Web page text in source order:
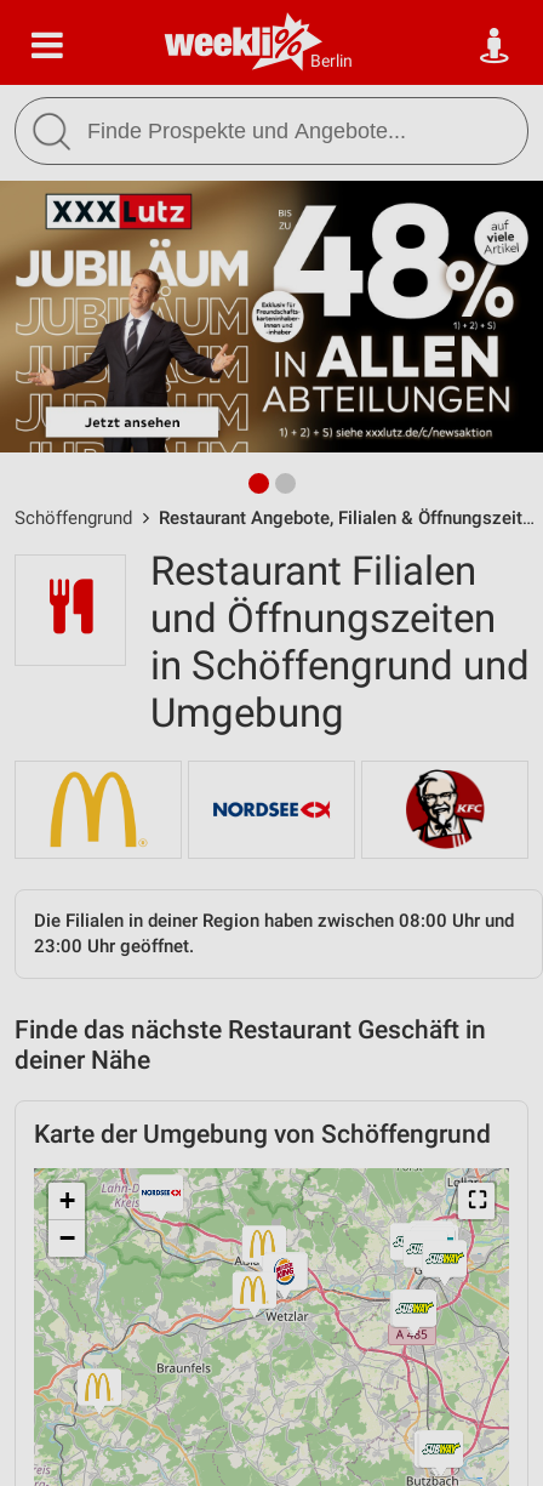
Berlin
Schöffengrund Restaurant Angebote, Filialen & Öffnungszeiten
Restaurant Filialen
und Öffnungszeiten
in Schöffengrund und
Umgebung
Die Filialen in deiner Region haben zwischen 08:00 Uhr und
23:00 Uhr geöffnet.
Finde das nächste Restaurant Geschäft in
deiner Nähe
Karte der Umgebung von Schöffengrund
⛶
+
−